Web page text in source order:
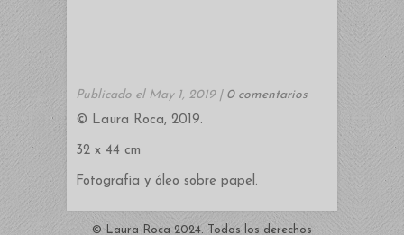
Publicado el May 1, 2019 | 0 comentarios
© Laura Roca, 2019.
32 x 44 cm
Fotografía y óleo sobre papel.
© Laura Roca 2024. Todos los derechos